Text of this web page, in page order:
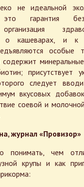
не идеальной
гарантия
о кашеварах, и к
особые
присутствует
следует
вкусовых
соевой и
журнал «Провизор»
понимать, чем
крупы и как